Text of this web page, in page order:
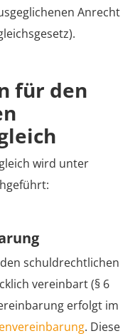
Anrecht
für den
wird unter
schuldrechtlichen
vereinbart (§ 6
erfolgt im
. Diese